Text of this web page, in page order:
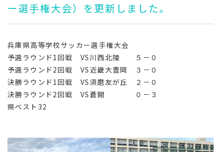
ー選手権大会）を更新しました。
兵庫県高等学校サッカー選手権大会
予選ラウンド1回戦 VS川西北陵 ５－０
予選ラウンド2回戦 VS近畿大豊岡 ３－０
決勝ラウンド1回戦 VS須磨友が丘 ２－０
決勝ラウンド2回戦 VS蒼開 ０－３
県ベスト32